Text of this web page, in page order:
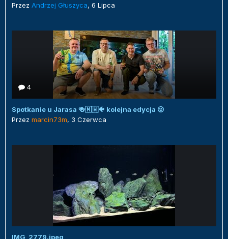
Przez Andrzej Głuszyca, 6 Lipca
4
Spotkanie u Jarasa 🍻🇲🇼🐠 kolejna edycja 😜
Przez marcin73m, 3 Czerwca
IMG_2779.jpeg